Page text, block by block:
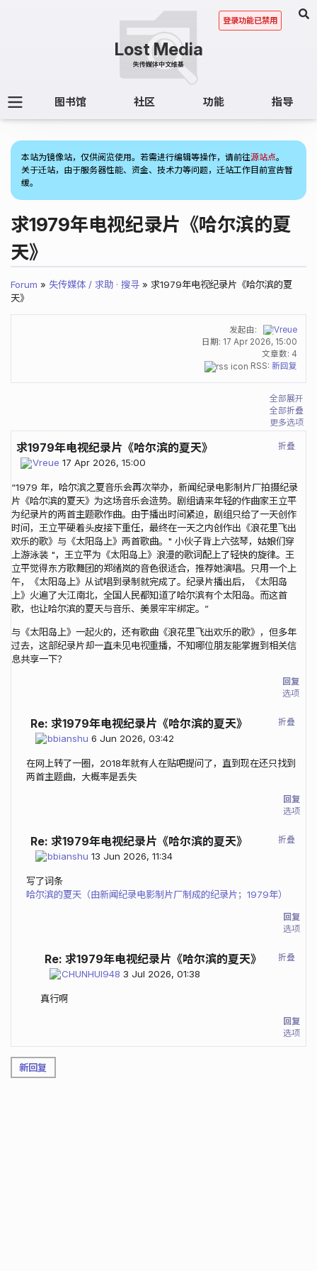
图书馆 社区 功能 指导
登录功能已禁用
本站为镜像站，仅供阅览使用。若需进行编辑等操作，请前往源站点。
关于迁站，由于服务器性能、资金、技术力等问题，迁站工作目前宣告暂
缓。
求1979年电视纪录片《哈尔滨的夏
天》
Forum » 失传媒体 / 求助 · 搜寻 » 求1979年电视纪录片《哈尔滨的夏
天》
发起由:
Vreue
日期: 17 Apr 2026, 15:00
文章数: 4
RSS: 新回复
全部展开
全部折叠
更多选项
折叠
求1979年电视纪录片《哈尔滨的夏天》
Vreue 17 Apr 2026, 15:00
“1979 年，哈尔滨之夏音乐会再次举办，新闻纪录电影制片厂拍摄纪录
片《哈尔滨的夏天》为这场音乐会造势。剧组请来年轻的作曲家王立平
为纪录片的两首主题歌作曲。由于播出时间紧迫，剧组只给了一天创作
时间，王立平硬着头皮接下重任，最终在一天之内创作出《浪花里飞出
欢乐的歌》与《太阳岛上》两首歌曲。" 小伙子背上六弦琴，姑娘们穿
上游泳装 "，王立平为《太阳岛上》浪漫的歌词配上了轻快的旋律。王
立平觉得东方歌舞团的郑绪岚的音色很适合，推荐她演唱。只用一个上
午，《太阳岛上》从试唱到录制就完成了。纪录片播出后，《太阳岛
上》火遍了大江南北，全国人民都知道了哈尔滨有个太阳岛。而这首
歌，也让哈尔滨的夏天与音乐、美景牢牢绑定。”
与《太阳岛上》一起火的，还有歌曲《浪花里飞出欢乐的歌》，但多年
过去，这部纪录片却一直未见电视重播，不知哪位朋友能掌握到相关信
息共享一下？
回复
选项
折叠
Re: 求1979年电视纪录片《哈尔滨的夏天》
bbianshu 6 Jun 2026, 03:42
在网上转了一圈，2018年就有人在贴吧提问了，直到现在还只找到
两首主题曲，大概率是丢失
回复
选项
折叠
Re: 求1979年电视纪录片《哈尔滨的夏天》
bbianshu 13 Jun 2026, 11:34
写了词条
哈尔滨的夏天（由新闻纪录电影制片厂制成的纪录片；1979年）
回复
选项
折叠
Re: 求1979年电视纪录片《哈尔滨的夏天》
CHUNHUI948 3 Jul 2026, 01:38
真行啊
回复
选项
新回复